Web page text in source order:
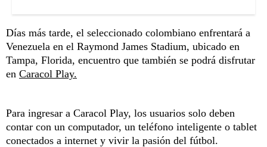
Días más tarde, el seleccionado colombiano enfrentará a
Venezuela en el Raymond James Stadium, ubicado en
Tampa, Florida, encuentro que también se podrá disfrutar
en Caracol Play.
Para ingresar a Caracol Play, los usuarios solo deben
contar con un computador, un teléfono inteligente o tablet
conectados a internet y vivir la pasión del fútbol.